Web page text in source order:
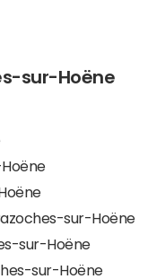
sur-Hoëne
sur-Hoëne
sur-Hoëne
sur-Hoëne